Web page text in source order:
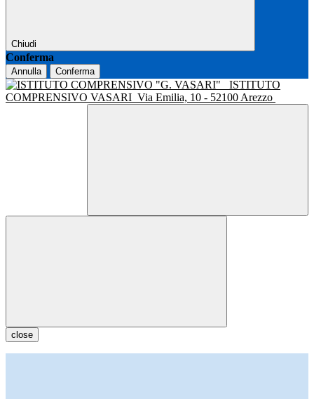
Chiudi
Conferma
Annulla Conferma
ISTITUTO
COMPRENSIVO VASARI Via Emilia, 10 - 52100 Arezzo
close